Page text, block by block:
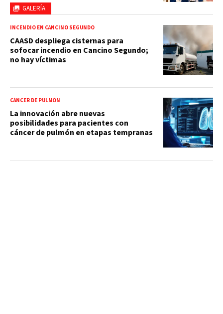
GALERÍA
INCENDIO EN CANCINO SEGUNDO
CAASD despliega cisternas para
sofocar incendio en Cancino Segundo;
no hay víctimas
CÁNCER DE PULMÓN
La innovación abre nuevas
posibilidades para pacientes con
cáncer de pulmón en etapas tempranas